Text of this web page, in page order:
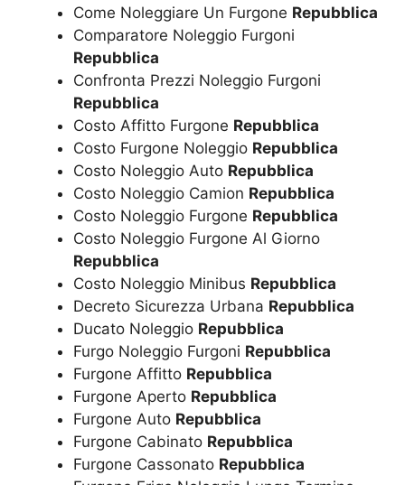
Come Noleggiare Un Furgone Repubblica
Comparatore Noleggio Furgoni
Repubblica
Confronta Prezzi Noleggio Furgoni
Repubblica
Costo Affitto Furgone Repubblica
Costo Furgone Noleggio Repubblica
Costo Noleggio Auto Repubblica
Costo Noleggio Camion Repubblica
Costo Noleggio Furgone Repubblica
Costo Noleggio Furgone Al Giorno
Repubblica
Costo Noleggio Minibus Repubblica
Decreto Sicurezza Urbana Repubblica
Ducato Noleggio Repubblica
Furgo Noleggio Furgoni Repubblica
Furgone Affitto Repubblica
Furgone Aperto Repubblica
Furgone Auto Repubblica
Furgone Cabinato Repubblica
Furgone Cassonato Repubblica